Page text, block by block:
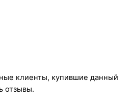
клиенты, купившие данный
отзывы.